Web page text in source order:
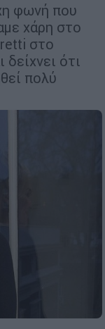
φωνή που
χάρη στο
στο
ότι
πολύ